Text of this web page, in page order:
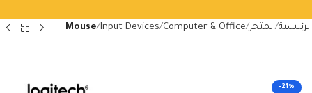
الرئيسية المتجر Computer & Office
Input Devices
Mouse
-21%